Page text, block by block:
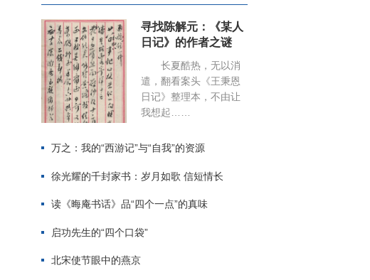
寻找陈解元：《某人
日记》的作者之谜
长夏酷热，无以消
遣，翻看案头《王秉恩
日记》整理本，不由让
我想起……
万之：我的“西游记”与“自我”的资源
徐光耀的千封家书：岁月如歌 信短情长
读《晦庵书话》品“四个一点”的真味
启功先生的“四个口袋”
北宋使节眼中的燕京